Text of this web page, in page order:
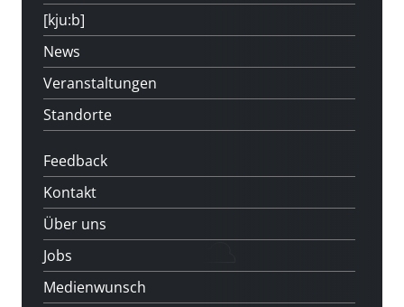
[kju:b]
News
Veranstaltungen
Standorte
Feedback
Kontakt
Über uns
Jobs
Medienwunsch